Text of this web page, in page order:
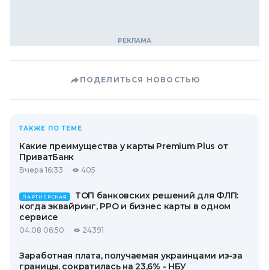
ПОДЕЛИТЬСЯ НОВОСТЬЮ
ТАКЖЕ ПО ТЕМЕ
Какие преимущества у карты Premium Plus от
ПриватБанк
Вчера 16:33 405
ПАРТНЕРСКАЯ
ТОП банковских решений для ФЛП:
когда эквайринг, РРО и бизнес карты в одном
сервисе
04.08 06:50 24391
Заработная плата, получаемая украинцами из-за
границы, сократилась на 23,6% - НБУ